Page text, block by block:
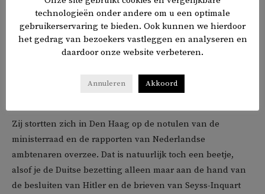
een rol; nog afgezien van de fysieke afstand, met
financiële consequenties. Dan is er de traditionele
voorkeur voor geschreven bronnen tegenover mondelinge
talenkennis – nogal wat oudere onderzoekers waren het
Maleis niet of nauwelijks machtig.
Zij stortten zich in Den Haag op de notulen van de
ministerraad en de rapporten van Nederlandse
ambtenaren overzee. Dat is natuurlijk toch een beetje,
alsof je de Duitse bezetting alleen maar aan de hand van
de besluiten van Hitler en de brieven van Seyss-Inquart
technologieën onder andere om u een optimale
gebruikerservaring te bieden. Ook kunnen we hierdoor
het gedrag van bezoekers vastleggen en analyseren en
daardoor onze website verbeteren.
Annuleren Akkoord